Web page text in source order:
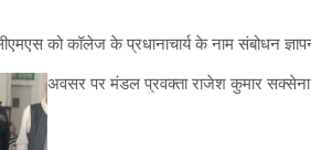
को कॉलेज के प्रधानाचार्य के नाम संबोधन
अवसर पर मंडल प्रवक्ता राजेश कुमार